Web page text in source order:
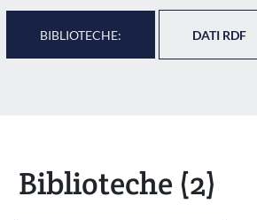
BIBLIOTECHE: DATI RDF
Biblioteche (2)